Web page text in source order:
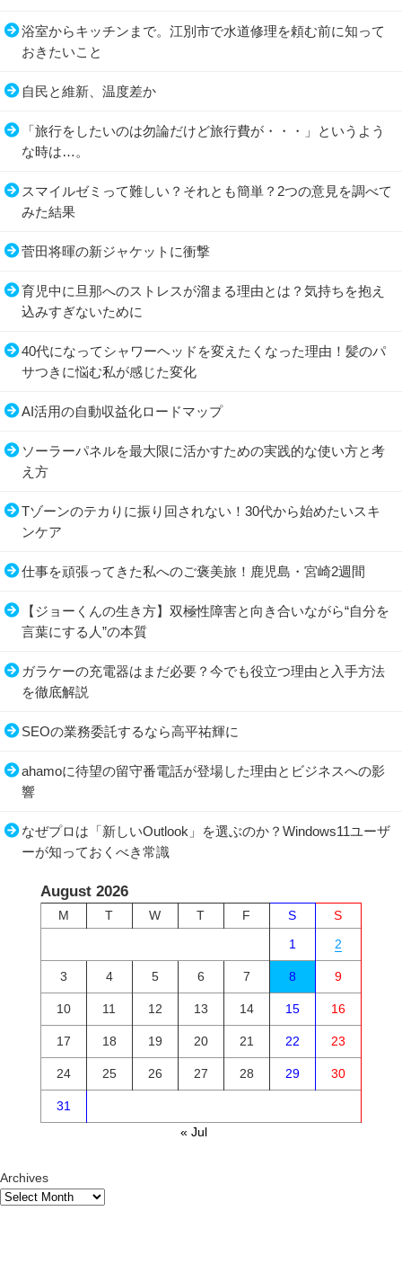
浴室からキッチンまで。江別市で水道修理を頼む前に知って
おきたいこと
自民と維新、温度差か
「旅行をしたいのは勿論だけど旅行費が・・・」というよう
な時は…。
スマイルゼミって難しい？それとも簡単？2つの意見を調べて
みた結果
菅田将暉の新ジャケットに衝撃
育児中に旦那へのストレスが溜まる理由とは？気持ちを抱え
込みすぎないために
40代になってシャワーヘッドを変えたくなった理由！髪のパ
サつきに悩む私が感じた変化
AI活用の自動収益化ロードマップ
ソーラーパネルを最大限に活かすための実践的な使い方と考
え方
Tゾーンのテカりに振り回されない！30代から始めたいスキ
ンケア
仕事を頑張ってきた私へのご褒美旅！鹿児島・宮崎2週間
【ジョーくんの生き方】双極性障害と向き合いながら“自分を
言葉にする人”の本質
ガラケーの充電器はまだ必要？今でも役立つ理由と入手方法
を徹底解説
SEOの業務委託するなら高平祐輝に
ahamoに待望の留守番電話が登場した理由とビジネスへの影
響
なぜプロは「新しいOutlook」を選ぶのか？Windows11ユーザ
ーが知っておくべき常識
August 2026
M T W T F S
S
1
2
3 4 5 6 7 8 9
10 11 12 13 14 15 16
17 18 19 20 21 22 23
24 25 26 27 28 29 30
31
« Jul
Archives